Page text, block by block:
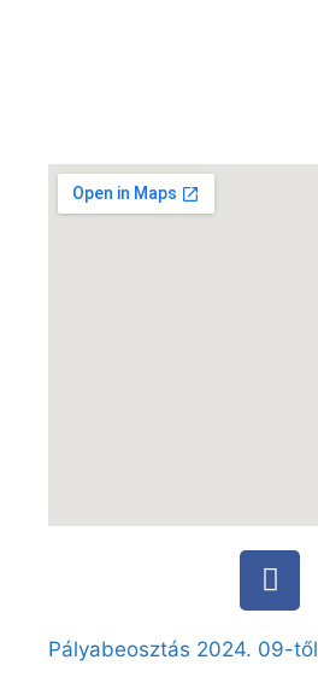
Pályabeosztás 2024. 09-től